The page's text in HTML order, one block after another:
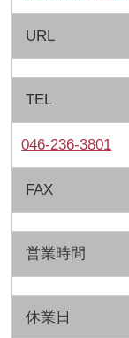
URL
TEL
046-236-3801
FAX
営業時間
休業日